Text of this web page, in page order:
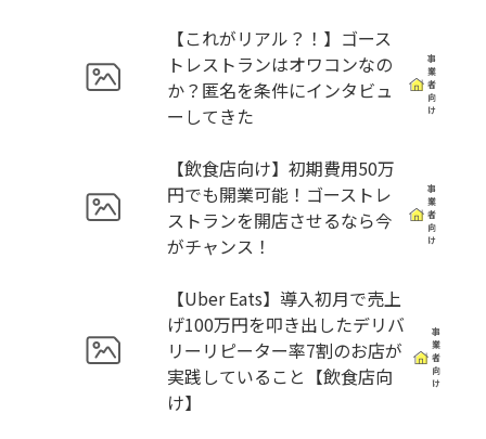
【これがリアル？！】ゴース
トレストランはオワコンなの
か？匿名を条件にインタビュ
ーしてきた
事
業
者
向
け
【飲食店向け】初期費用50万
円でも開業可能！ゴーストレ
ストランを開店させるなら今
がチャンス！
事
業
者
向
け
【Uber Eats】導入初月で売上
げ100万円を叩き出したデリバ
リーリピーター率7割のお店が
実践していること【飲食店向
け】
事
業
者
向
け